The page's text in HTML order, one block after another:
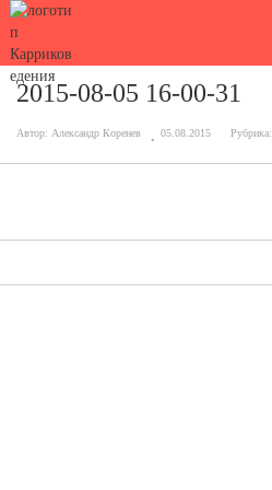
2015-08-05 16-00-31
Автор: Александр Коренев 05.08.2015 Рубрика: